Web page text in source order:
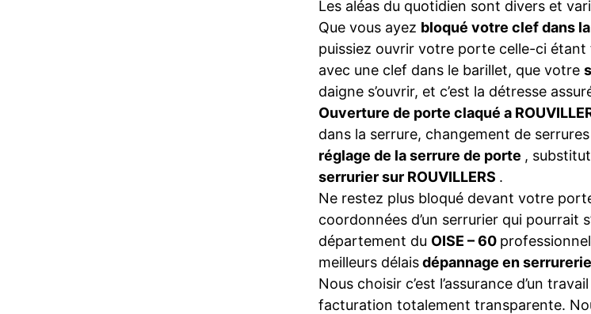
Les aléas du quotidien sont divers et
Que vous ayez bloqué votre clef dans
puissiez ouvrir votre porte celle-ci étant
avec une clef dans le barillet, que votre
daigne s’ouvrir, et c’est la détresse
Ouverture de porte claqué a
dans la serrure, changement de
réglage de la serrure de porte ,
serrurier sur ROUVILLERS .
Ne restez plus bloqué devant votre
coordonnées d’un serrurier qui pourrait
département du OISE – 60
meilleurs délaisdépannage en serrurerie
Nous choisir c’est l’assurance d’un
facturation totalement transparente.